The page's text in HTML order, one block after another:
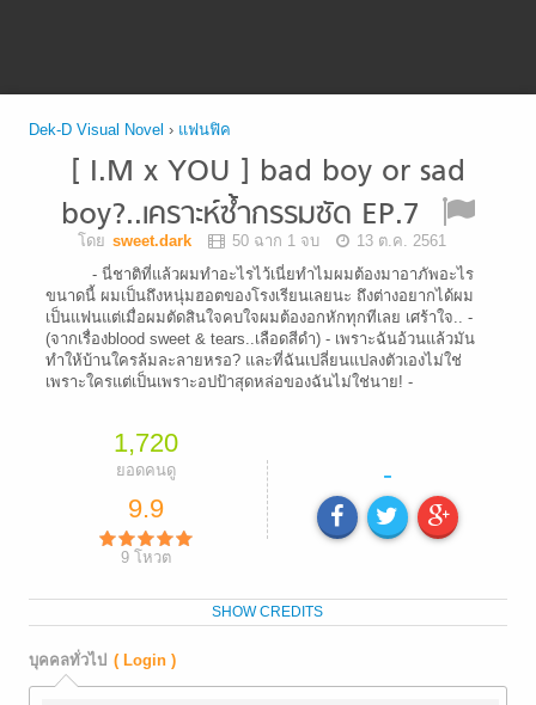
Dek-D Visual Novel › แฟนฟิค
[ I.M x YOU ] bad boy or sad
boy?..เคราะห์ซ้ำกรรมซัด EP.7
โดย sweet.dark 50 ฉาก 1 จบ
13 ต.ค. 2561
- นี่ชาติที่แล้วผมทำอะไรไว้เนี่ยทำไมผมต้องมาอาภัพอะไร
ขนาดนี้ ผมเป็นถึงหนุ่มฮอตของโรงเรียนเลยนะ ถึงต่างอยากได้ผม
เป็นแฟนแต่เมื่อผมตัดสินใจคบใจผมต้องอกหักทุกทีเลย เศร้าใจ.. -
(จากเรื่องblood sweet & tears..เลือดสีดำ) - เพราะฉันอ้วนแล้วมัน
ทำให้บ้านใครล้มละลายหรอ? และที่ฉันเปลี่ยนแปลงตัวเองไม่ใช่
เพราะใครแต่เป็นเพราะอปป้าสุดหล่อของฉันไม่ใช่นาย! -
1,720
ยอดคนดู
9.9
9โหวต
-
SHOW CREDITS
บุคคลทั่วไป ( Login )